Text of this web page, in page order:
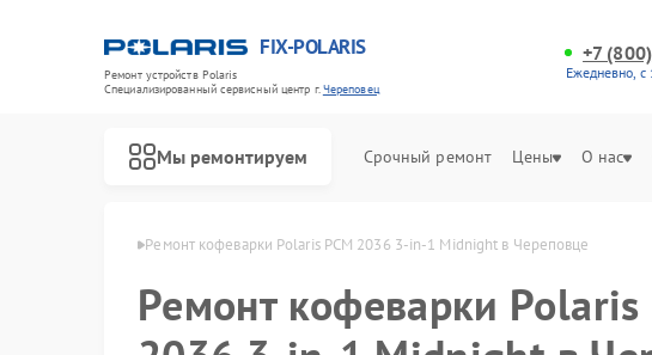
FIX-POLARIS
Ремонт устройств Polaris
Специализированный cервисный центр г.Череповец
+7
Ежедневно,
Мы ремонтируем Срочный ремонт Цены О нас
в Череповце Ремонт кофеварки Polaris PCM 2036 3-in-1 Midnight в Череповце
Ремонт кофеварки Polaris